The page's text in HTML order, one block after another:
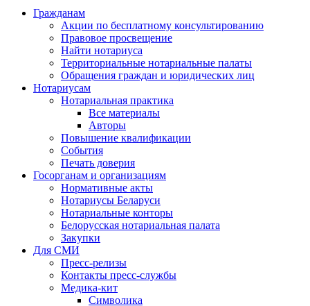
Гражданам
Акции по бесплатному консультированию
Правовое просвещение
Найти нотариуса
Территориальные нотариальные палаты
Обращения граждан и юридических лиц
Нотариусам
Нотариальная практика
Все материалы
Авторы
Повышение квалификации
События
Печать доверия
Госорганам и организациям
Нормативные акты
Нотариусы Беларуси
Нотариальные конторы
Белорусская нотариальная палата
Закупки
Для СМИ
Пресс-релизы
Контакты пресс-службы
Медика-кит
Символика